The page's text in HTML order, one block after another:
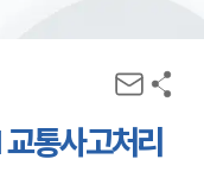
통사고처리